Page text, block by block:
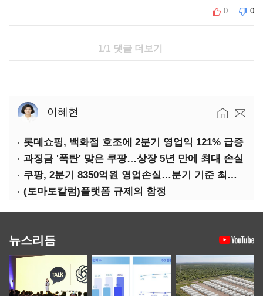
0 0
1/1 댓글 더보기
이혜현
롯데쇼핑, 백화점 호조에 2분기 영업익 121% 급증
과징금 '폭탄' 맞은 쿠팡…상장 5년 만에 최대 손실
쿠팡, 2분기 8350억원 영업손실…분기 기준 최대 적자
(토마토칼럼)플랫폼 규제의 함정
뉴스리듬